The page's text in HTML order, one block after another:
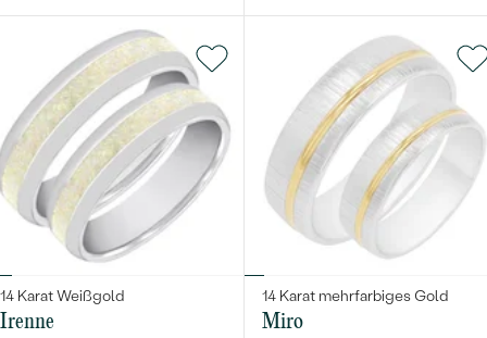
14 Karat Weißgold
Irenne
14 Karat mehrfarbiges Gold
Miro